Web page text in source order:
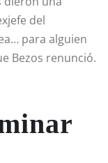
del
para alguien
Bezos renunció.